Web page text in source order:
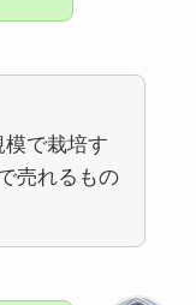
模で栽培す
売れるもの